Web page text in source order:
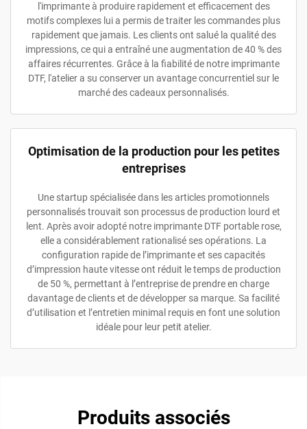
l'imprimante à produire rapidement et efficacement des
motifs complexes lui a permis de traiter les commandes plus
rapidement que jamais. Les clients ont salué la qualité des
impressions, ce qui a entraîné une augmentation de 40 % des
affaires récurrentes. Grâce à la fiabilité de notre imprimante
DTF, l'atelier a su conserver un avantage concurrentiel sur le
marché des cadeaux personnalisés.
Optimisation de la production pour les petites
entreprises
Une startup spécialisée dans les articles promotionnels
personnalisés trouvait son processus de production lourd et
lent. Après avoir adopté notre imprimante DTF portable rose,
elle a considérablement rationalisé ses opérations. La
configuration rapide de l’imprimante et ses capacités
d’impression haute vitesse ont réduit le temps de production
de 50 %, permettant à l’entreprise de prendre en charge
davantage de clients et de développer sa marque. Sa facilité
d’utilisation et l’entretien minimal requis en font une solution
idéale pour leur petit atelier.
Produits associés